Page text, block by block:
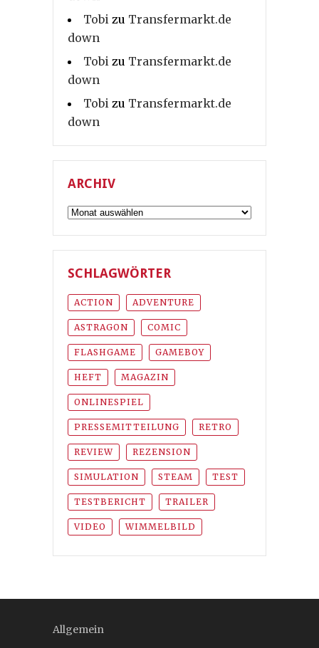
Tobi zu Transfermarkt.de
down
Tobi zu Transfermarkt.de
down
Tobi zu Transfermarkt.de
down
ARCHIV
Archiv
SCHLAGWÖRTER
ACTION ADVENTURE
ASTRAGON COMIC
FLASHGAME GAMEBOY
HEFT MAGAZIN
ONLINESPIEL
PRESSEMITTEILUNG RETRO
REVIEW REZENSION
SIMULATION STEAM TEST
TESTBERICHT TRAILER
VIDEO WIMMELBILD
Allgemein